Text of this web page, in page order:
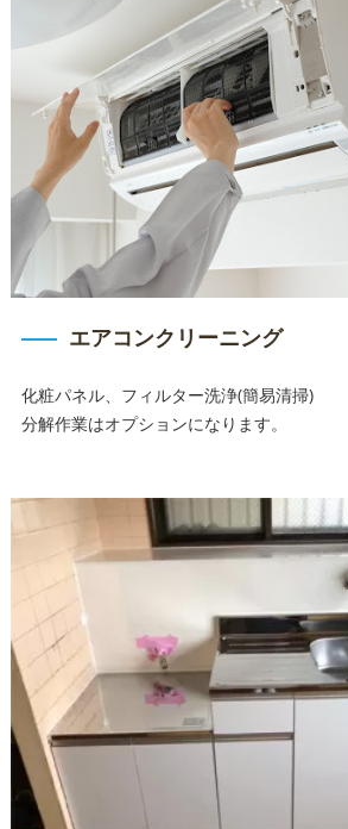
エアコンクリーニング
化粧パネル、フィルター洗浄(簡易清掃)
分解作業はオプションになります。